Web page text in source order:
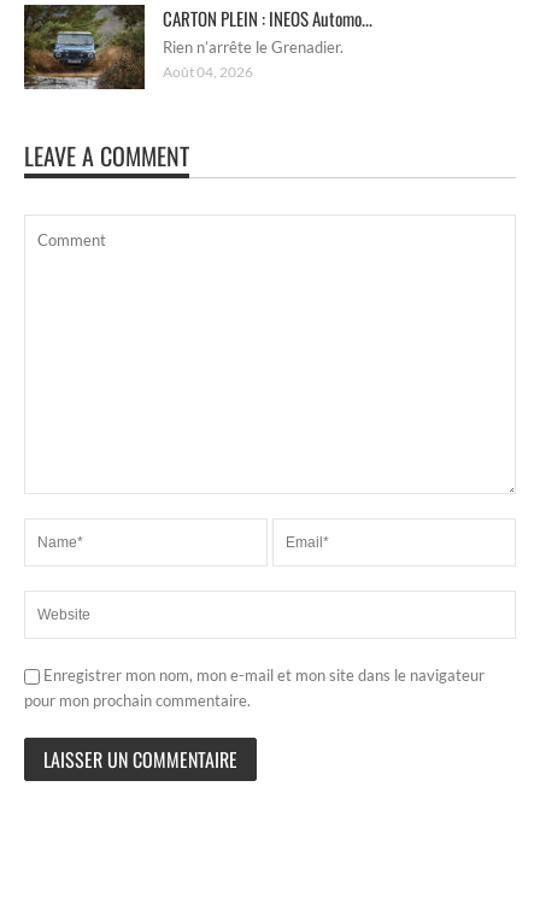
CARTON PLEIN : INEOS Automo...
Rien n’arrête le Grenadier.
Août 04, 2026
LEAVE A COMMENT
Enregistrer mon nom, mon e-mail et mon site dans le navigateur
pour mon prochain commentaire.